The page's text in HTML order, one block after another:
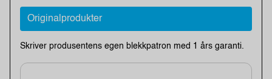
Originalprodukter
Skriver produsentens egen blekkpatron med 1 års garanti.